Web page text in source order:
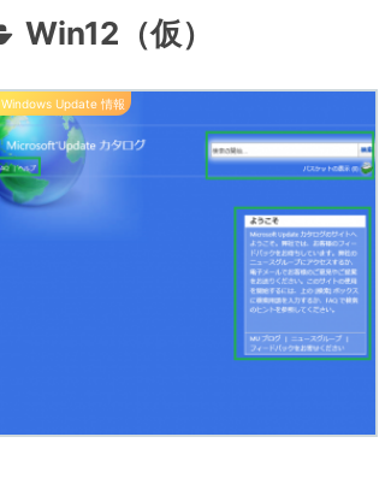
Win12（仮）
Windows Update 情報